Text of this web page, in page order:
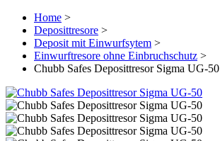
Home >
Deposittresore >
Deposit mit Einwurfsytem >
Einwurftresore ohne Einbruchschutz >
Chubb Safes Deposittresor Sigma UG-50